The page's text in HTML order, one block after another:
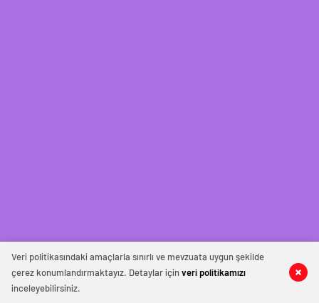
Veri politikasındaki amaçlarla sınırlı ve mevzuata uygun şekilde
çerez konumlandırmaktayız. Detaylar içinveri politikamızı
inceleyebilirsiniz.